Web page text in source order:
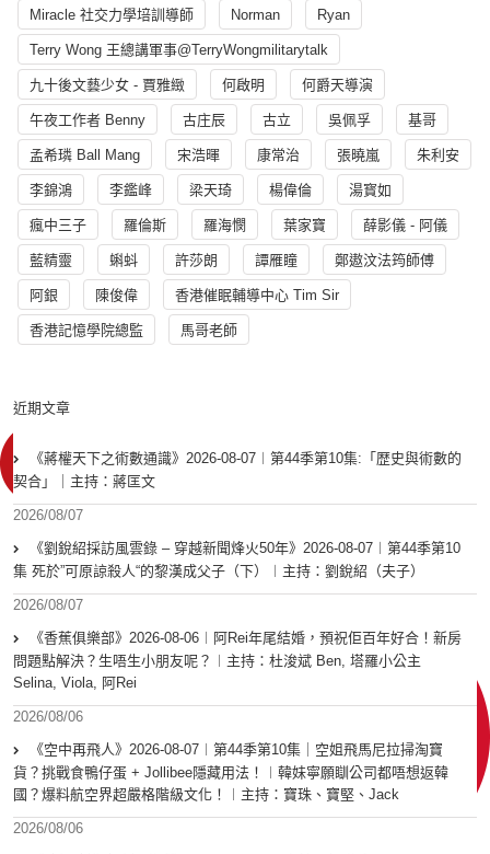
Miracle 社交力學培訓導師 Norman Ryan
Terry Wong 王總講軍事@TerryWongmilitarytalk
九十後文藝少女 - 賈雅緻 何啟明 何爵天導演
午夜工作者 Benny 古庄辰 古立 吳佩孚 基哥
孟希璘 Ball Mang 宋浩暉 康常治 張曉嵐 朱利安
李錦鴻 李鑑峰 梁天琦 楊偉倫 湯寳如
瘋中三子 羅倫斯 羅海憫 葉家寶 薛影儀 - 阿儀
藍精靈 蝌蚪 許莎朗 譚雁瞳 鄭遨汶法筠師傅
阿銀 陳俊偉 香港催眠輔導中心 Tim Sir
香港記憶學院總監 馬哥老師
近期文章
《蔣權天下之術數通識》2026-08-07︱第44季第10集:「歴史與術數的
契合」｜主持：蔣匡文
2026/08/07
《劉銳紹採訪風雲錄 – 穿越新聞烽火50年》2026-08-07︱第44季第10
集 死於”可原諒殺人“的黎漢成父子（下）︱主持：劉銳紹（夫子）
2026/08/07
《香蕉俱樂部》2026-08-06︱阿Rei年尾結婚，預祝佢百年好合！新房
問題點解決？生唔生小朋友呢？︱主持：杜浚斌 Ben, 塔羅小公主
Selina, Viola, 阿Rei
2026/08/06
《空中再飛人》2026-08-07︱第44季第10集｜空姐飛馬尼拉掃淘寶
貨？挑戰食鴨仔蛋 + Jollibee隱藏用法！︱韓妹寧願瞓公司都唔想返韓
國？爆料航空界超嚴格階級文化！︱主持：寶珠、寶堅、Jack
2026/08/06